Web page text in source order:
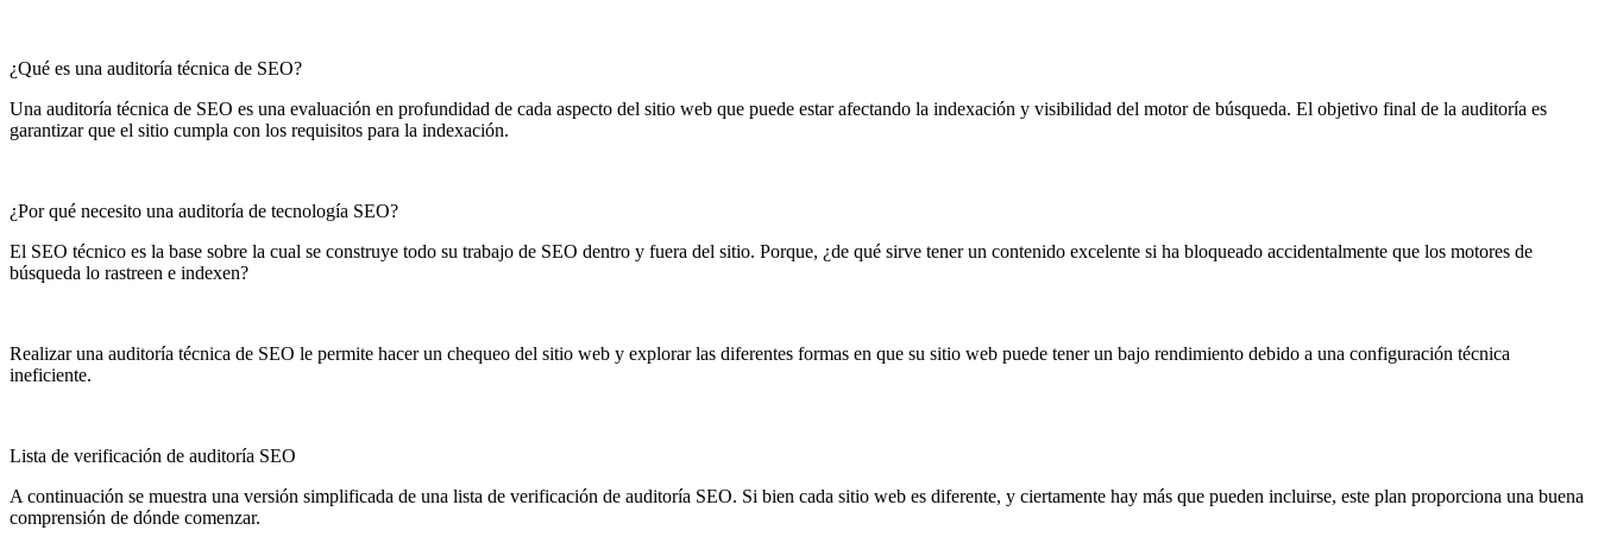
¿Qué es una auditoría técnica de SEO?
Una auditoría técnica de SEO es una evaluación en profundidad de cada aspecto del sitio web que puede estar afectando la indexación y visibilidad del motor de búsqueda. El objetivo final de la auditoría es
garantizar que el sitio cumpla con los requisitos para la indexación.
¿Por qué necesito una auditoría de tecnología SEO?
El SEO técnico es la base sobre la cual se construye todo su trabajo de SEO dentro y fuera del sitio. Porque, ¿de qué sirve tener un contenido excelente si ha bloqueado accidentalmente que los motores de
búsqueda lo rastreen e indexen?
Realizar una auditoría técnica de SEO le permite hacer un chequeo del sitio web y explorar las diferentes formas en que su sitio web puede tener un bajo rendimiento debido a una configuración técnica
ineficiente.
Lista de verificación de auditoría SEO
A continuación se muestra una versión simplificada de una lista de verificación de auditoría SEO. Si bien cada sitio web es diferente, y ciertamente hay más que pueden incluirse, este plan proporciona una buena
comprensión de dónde comenzar.